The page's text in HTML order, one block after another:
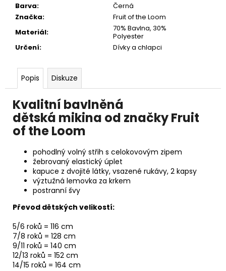
Barva:
Černá
Značka:
Fruit of the Loom
Materiál:
70% Bavlna, 30%
Polyester
Určení: Dívky a chlapci
Popis Diskuze
Kvalitní bavlněná
dětská mikina od značky Fruit
of the Loom
pohodlný volný střih s celokovovým zipem
žebrovaný elastický úplet
kapuce z dvojité látky, vsazené rukávy, 2 kapsy
výztužná lemovka za krkem
postranní švy
Převod dětských velikostí:
5/6 roků = 116 cm
7/8 roků = 128 cm
9/11 roků = 140 cm
12/13 roků = 152 cm
14/15 roků = 164 cm